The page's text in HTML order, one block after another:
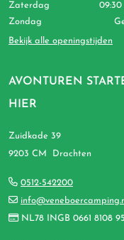
AVONTUREN
HIER
Zuidkade 39
9203 CM Drachten
0512-542200
NL78 INGB 0661 8108 95
Zaterdag
09:30
Zondag
Bekijk alle openingstijden